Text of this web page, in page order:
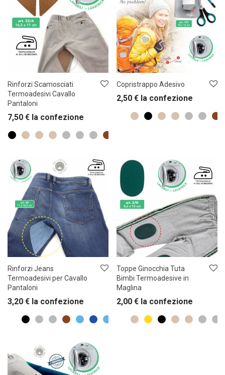
Rinforzi Scamosciati
Termoadesivi Cavallo
Pantaloni
7,50 € la confezione
Copristrappo Adesivo
2,50 € la confezione
Rinforzi Jeans
Termoadesivi per Cavallo
Pantaloni
3,20 € la confezione
Toppe Ginocchia Tuta
Bimbi Termoadesive in
Maglina
2,00 € la confezione